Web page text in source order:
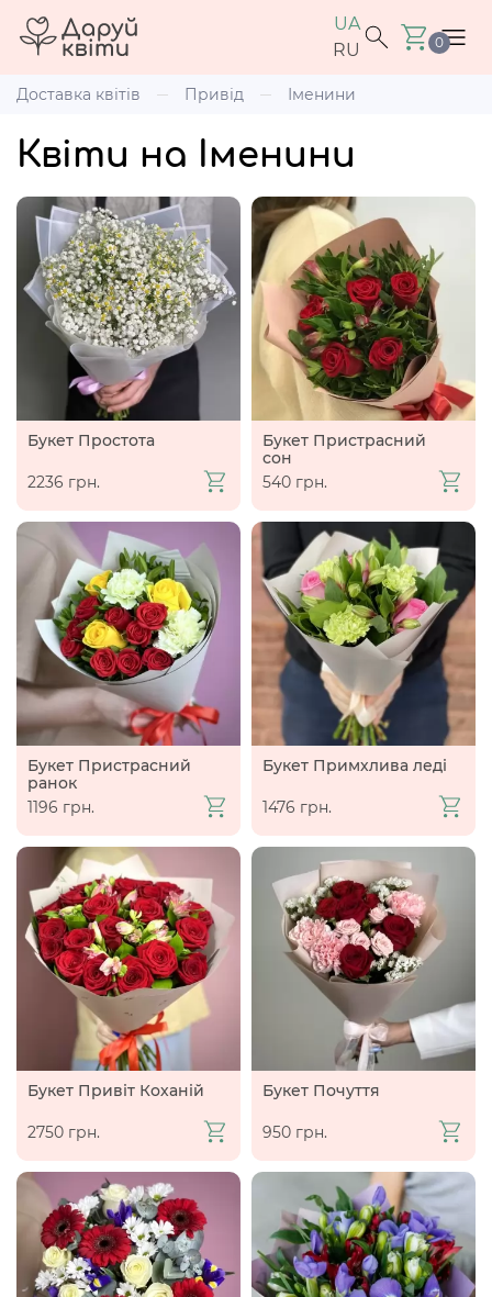
UA
RU
0
Доставка квітів Привід Іменини
Квіти на Іменини
Букет Простота
2236 грн.
Букет Пристрасний
сон
540 грн.
Букет Пристрасний
ранок
1196 грн.
Букет Примхлива леді
1476 грн.
Букет Привіт Коханій
2750 грн.
Букет Почуття
950 грн.